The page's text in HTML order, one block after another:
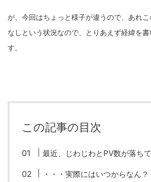
LUMIX GF9 LUMIX L10 LUMIX S1
M(Typ240) MX nikki
PEN E-P7 PENTAX photo
psobb ricoh SIGMA
TAMRON THETA
X100F X half Xiaomi Pad 6
が、今回はちょっと様子が違うので、あれ
なしという状況なので、とりあえず経緯を
す。
この記事の目次
最近、じわじわとPV数が落ち
・・・実際にはいつからなん？